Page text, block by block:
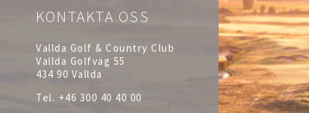
KONTAKTA OSS
Vallda Golf & Country Club
Vallda Golfväg 55
434 90 Vallda
Tel. +46 300 40 40 00